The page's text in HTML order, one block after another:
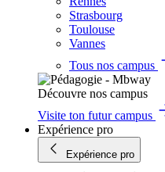
Strasbourg
Toulouse
Vannes
Tous nos campus
Découvre nos campus
Visite ton futur campus
Expérience pro
Expérience pro